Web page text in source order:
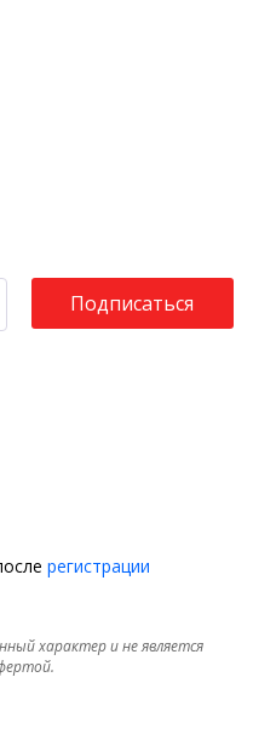
Подписаться
регистрации
характер и не является